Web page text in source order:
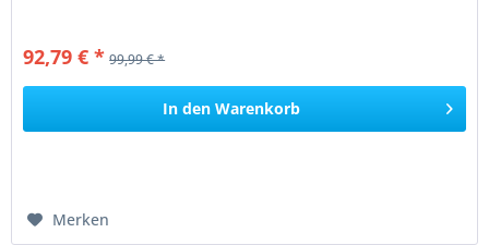
92,79 € * 99,99 € *
In den Warenkorb
Merken